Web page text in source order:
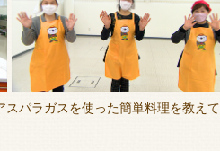
パラガスを使った簡単料理を教えて